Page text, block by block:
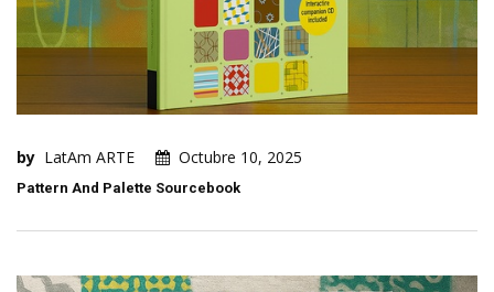
by LatAm ARTE Octubre 10, 2025
Pattern And Palette Sourcebook